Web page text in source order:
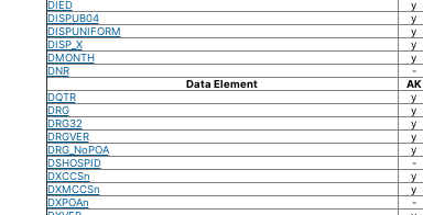
DIED
y
DISPUB04
y
DISPUNIFORM
y
DISP_X
y
DMONTH
y
DNR
-
Data Element
AK
DQTR
y
DRG
y
DRG32
y
DRGVER
y
DRG_NoPOA
y
DSHOSPID
-
DXCCSn
y
DXMCCSn
y
DXPOAn
-